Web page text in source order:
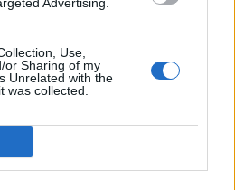
Use,
or Sharing of my
Unrelated with the
was collected.